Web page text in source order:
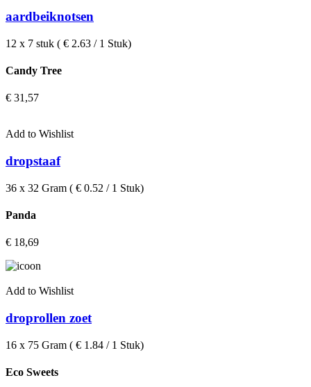
aardbeiknotsen
12 x 7 stuk ( € 2.63 / 1 Stuk)
Candy Tree
€ 31,57
Add to Wishlist
dropstaaf
36 x 32 Gram ( € 0.52 / 1 Stuk)
Panda
€ 18,69
Add to Wishlist
droprollen zoet
16 x 75 Gram ( € 1.84 / 1 Stuk)
Eco Sweets